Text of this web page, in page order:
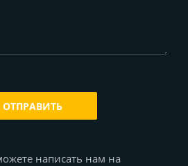
ОТПРАВИТЬ
написать нам на